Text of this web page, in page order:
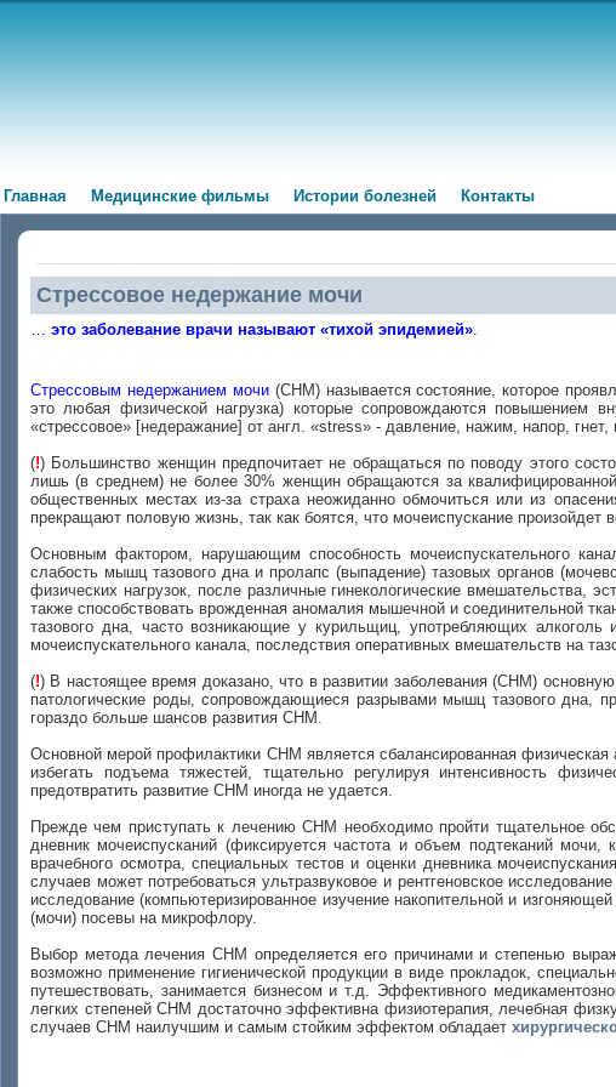
Главная Медицинские фильмы Истории болезней Контакты
Стрессовое недержание мочи
… это заболевание врачи называют «тихой эпидемией».
Стрессовым недержанием мочи(СНМ) называется состояние, которое
это любая физической нагрузка) которые сопровождаются повышением
«стрессовое» [недеражание] от англ. «stress» - давление, нажим, напор, гнет,
(!) Большинство женщин предпочитает не обращаться по поводу этого
лишь (в среднем) не более 30% женщин обращаются за
общественных местах из-за страха неожиданно обмочиться или из
прекращают половую жизнь, так как боятся, что мочеиспускание произойдет
Основным фактором, нарушающим способность мочеиспускательного
слабость мышц тазового дна и пролапс (выпадение) тазовых органов
физических нагрузок, после различные гинекологические вмешательства,
также способствовать врожденная аномалия мышечной и соединительной
тазового дна, часто возникающие у курильщиц, употребляющих
мочеиспускательного канала, последствия оперативных вмешательств на
(!) В настоящее время доказано, что в развитии заболевания (СНМ)
патологические роды, сопровождающиеся разрывами мышц тазового
гораздо больше шансов развития СНМ.
Основной мерой профилактики СНМ является сбалансированная физическая
избегать подъема тяжестей, тщательно регулируя интенсивность
предотвратить развитие СНМ иногда не удается.
Прежде чем приступать к лечению СНМ необходимо пройти тщательное
дневник мочеиспусканий (фиксируется частота и объем подтеканий
врачебного осмотра, специальных тестов и оценки дневника
случаев может потребоваться ультразвуковое и рентгеновское
исследование (компьютеризированное изучение накопительной и
(мочи) посевы на микрофлору.
Выбор метода лечения СНМ определяется его причинами и степенью
возможно применение гигиенической продукции в виде прокладок,
путешествовать, занимается бизнесом и т.д. Эффективного
легких степеней СНМ достаточно эффективна физиотерапия, лечебная
случаев СНМ наилучшим и самым стойким эффектом обладает